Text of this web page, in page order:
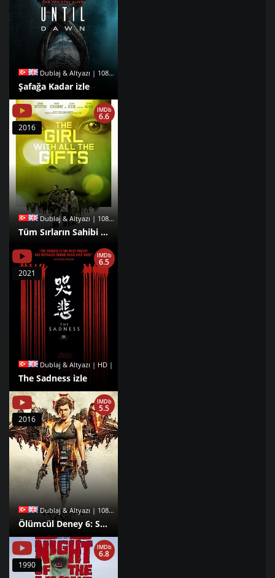
Dublaj & Altyazı | 1080p |
Şafağa Kadar izle
Dublaj & Altyazı | 1080p |
Tüm Sırların Sahibi Kız izle
IMDb
6.6
2016
Dublaj & Altyazı | HD |
The Sadness izle
IMDb
6.5
2021
Dublaj & Altyazı | 1080p |
Ölümcül Deney 6: Son Bölüm izle
IMDb
5.5
2016
IMDb
6.8
1990